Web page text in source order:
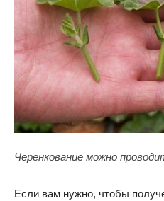
Черенкование можно
Если вам нужно, чтобы